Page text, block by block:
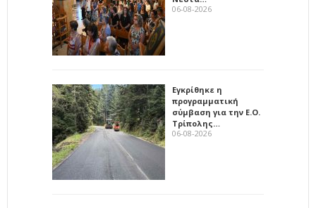
06-08-2026
Εγκρίθηκε η
προγραμματική
σύμβαση για την Ε.Ο.
Τρίπολης…
06-08-2026